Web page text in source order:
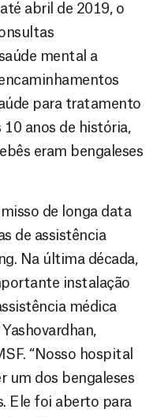
abril de 2019, o
mental a
para tratamento
anos de história,
eram bengaleses
de longa data
de assistência
Na última década,
instalação
médica
“Nosso hospital
um dos bengaleses
Ele foi aberto para